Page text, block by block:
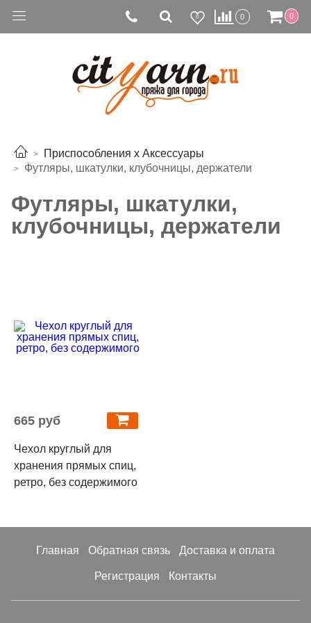
0 0 0
Приспособления х Аксессуары
Футляры, шкатулки, клубочницы, держатели
Футляры, шкатулки,
клубочницы, держатели
665 руб
Чехол круглый для
хранения прямых спиц,
ретро, без содержимого
Главная Обратная связь Доставка и оплата
Регистрация Контакты